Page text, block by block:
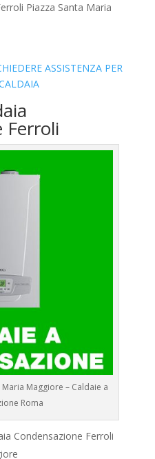
Piazza Santa Maria
ASSISTENZA PER
Ferroli
Maggiore – Caldaie a
Roma
Condensazione Ferroli